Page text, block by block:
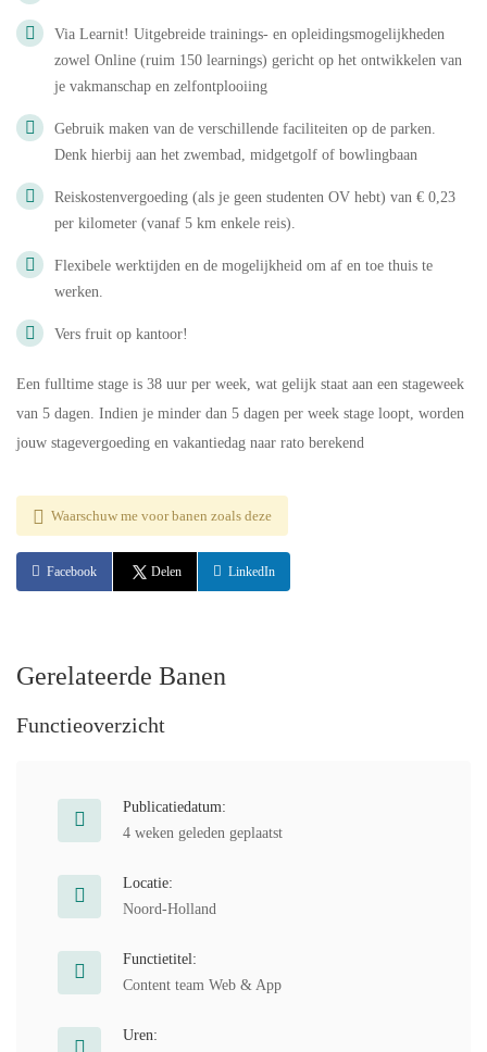
Via Learnit! Uitgebreide trainings- en opleidingsmogelijkheden
zowel Online (ruim 150 learnings) gericht op het ontwikkelen van
je vakmanschap en zelfontplooiing
Gebruik maken van de verschillende faciliteiten op de parken.
Denk hierbij aan het zwembad, midgetgolf of bowlingbaan
Reiskostenvergoeding (als je geen studenten OV hebt) van € 0,23
per kilometer (vanaf 5 km enkele reis).
Flexibele werktijden en de mogelijkheid om af en toe thuis te
werken.
Vers fruit op kantoor!
Een fulltime stage is 38 uur per week, wat gelijk staat aan een stageweek
van 5 dagen. Indien je minder dan 5 dagen per week stage loopt, worden
jouw stagevergoeding en vakantiedag naar rato berekend
Waarschuw me voor banen zoals deze
Facebook Delen LinkedIn
Gerelateerde Banen
Functieoverzicht
Publicatiedatum:
4 weken geleden geplaatst
Locatie:
Noord-Holland
Functietitel:
Content team Web & App
Uren: